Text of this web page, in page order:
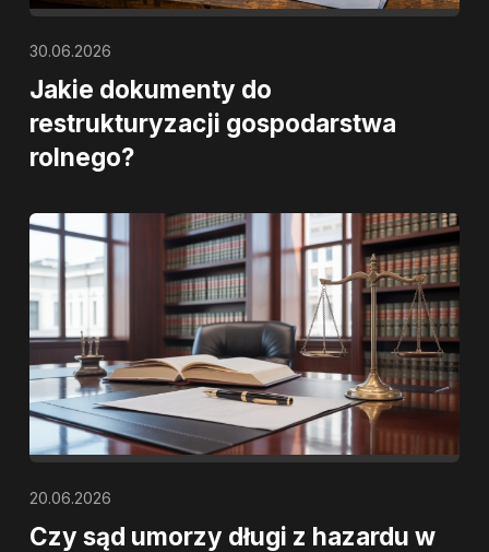
30.06.2026
Jakie dokumenty do
restrukturyzacji gospodarstwa
rolnego?
20.06.2026
Czy sąd umorzy długi z hazardu w